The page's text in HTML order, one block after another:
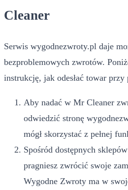
Cleaner
Serwis wygodnezwroty.pl daje
bezproblemowych zwrotów.
instrukcję, jak odesłać towar
Aby nadać w Mr Cleaner
odwiedzić stronę
mógł skorzystać z pełnej
Spośród dostępnych
pragniesz zwrócić swoje
Wygodne Zwroty ma w